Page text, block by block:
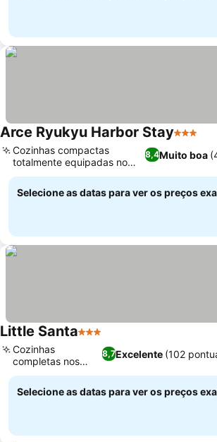
Arce Ryukyu Harbor Stay3
8,4Muito boa
Cozinhas compactas
totalmente equipadas no
quarto
Selecione as datas para ver os preços
Little Santa3 Estrelas
8,7Excelente (102
Cozinhas
completas nos
quartos
Selecione as datas para ver os preços